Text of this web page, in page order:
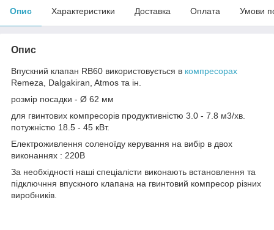
Опис Характеристики Доставка Оплата Умови
Опис
Впускний клапан RB60 використовується в компресорах
Remeza, Dalgakiran, Atmos та ін.
розмір посадки - Ø 62 мм
для гвинтових компресорів продуктивністю 3.0 - 7.8 м3/хв.
потужністю 18.5 - 45 кВт.
Електроживлення соленоїду керування на вибір в двох
виконаннях : 220В
За необхідності наші спеціалісти виконають встановлення та
підключння впускного клапана на гвинтовий компресор різних
виробників.